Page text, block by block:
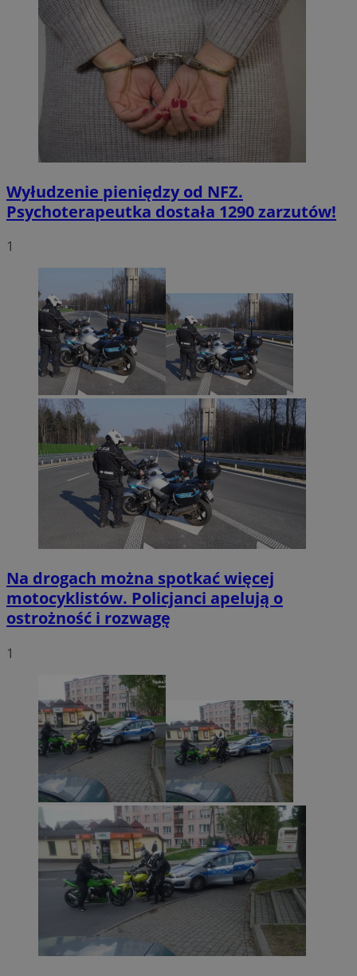
Wyłudzenie pieniędzy od NFZ.
Psychoterapeutka dostała 1290 zarzutów!
1
Na drogach można spotkać więcej
motocyklistów. Policjanci apelują o
ostrożność i rozwagę
1